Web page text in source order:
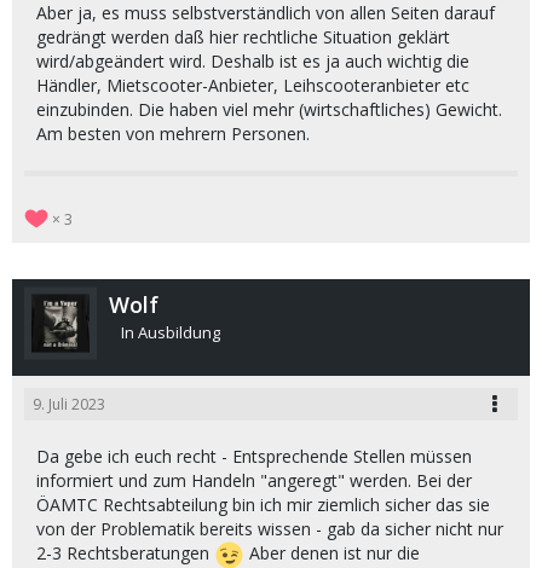
Aber ja, es muss selbstverständlich von allen Seiten darauf
gedrängt werden daß hier rechtliche Situation geklärt
wird/abgeändert wird. Deshalb ist es ja auch wichtig die
Händler, Mietscooter-Anbieter, Leihscooteranbieter etc
einzubinden. Die haben viel mehr (wirtschaftliches) Gewicht.
Am besten von mehrern Personen.
3
Wolf
In Ausbildung
9. Juli 2023
Da gebe ich euch recht - Entsprechende Stellen müssen
informiert und zum Handeln "angeregt" werden. Bei der
ÖAMTC Rechtsabteilung bin ich mir ziemlich sicher das sie
von der Problematik bereits wissen - gab da sicher nicht nur
2-3 Rechtsberatungen
Aber denen ist nur die